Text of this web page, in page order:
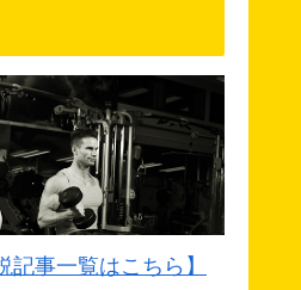
記事一覧はこちら】